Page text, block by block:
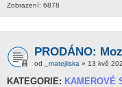
Zobrazení: 6878
PRODÁNO:
od _matejliska » 13 kvě
KATEGORIE: KAMEROVÉ